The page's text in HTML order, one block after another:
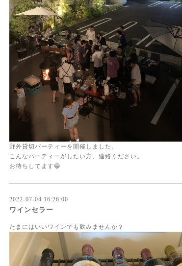
野外貸切パーティーを開催しました。
こんなパーティーがしたい方、連絡ください。
お待ちしてます😁
2022-07-04 16:26:00
ワインセラー
たまにはいいワインでも飲みませんか？